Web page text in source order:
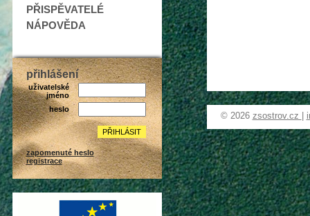
PŘISPĚVATELÉ
NÁPOVĚDA
přihlášení
uživatelské
jméno
heslo
zapomenuté heslo
registrace
© 2026 zsostrov.cz